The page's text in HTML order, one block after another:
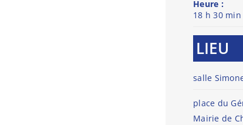
Heure :
18 h 30 min
LIEU
salle
place du
Mairie de